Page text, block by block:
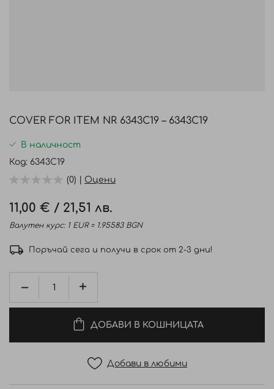
началото
на
галерия
снимки
COVER FOR ITEM NR 6343C19 – 6343C19
В наличност
Код 6343C19
(0) | Оцени
11,00 € / 21,51 лв.
Валутен курс: 1 EUR = 1.95583 BGN
Поръчай сега и получи в срок от 2-3 дни!
ДОБАВИ В КОШНИЦАТА
Добави в любими